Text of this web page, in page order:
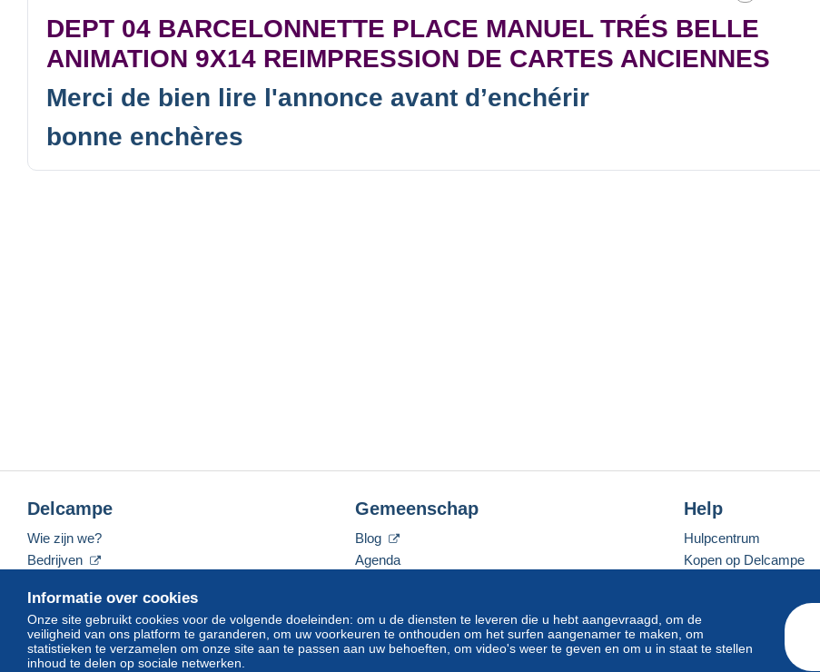
DEPT 04 BARCELONNETTE PLACE MANUEL TRÉS BELLE
ANIMATION 9X14 REIMPRESSION DE CARTES ANCIENNES
Merci de bien lire l'annonce avant d’enchérir
bonne enchères
Informatie over cookies
Onze site gebruikt cookies voor de volgende doeleinden: om u de diensten te leveren die u hebt aangevraagd, om de
veiligheid van ons platform te garanderen, om uw voorkeuren te onthouden om het surfen aangenamer te maken, om
statistieken te verzamelen om onze site aan te passen aan uw behoeften, om video's weer te geven en om u in staat te stellen
inhoud te delen op sociale netwerken.
Delcampe
Wie zijn we?
Bedrijven
Neem contact met ons op
Gemeenschap
Blog
Agenda
Help
Hulpcentrum
Kopen op Delcampe
Een beveiligde website